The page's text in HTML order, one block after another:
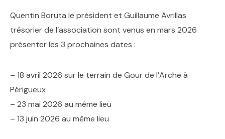
Quentin Boruta le président et Guillaume Avrillas
trésorier de l’association sont venus en mars 2026
présenter les 3 prochaines dates :
– 18 avril 2026 sur le terrain de Gour de l’Arche à
Périgueux
– 23 mai 2026 au même lieu
– 13 juin 2026 au même lieu